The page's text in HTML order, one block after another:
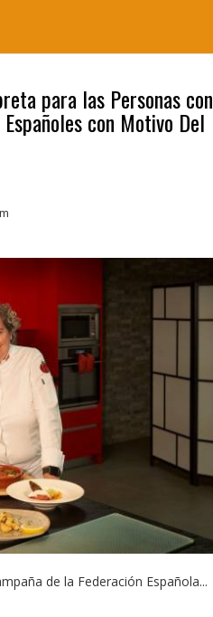
para las Personas con
con Motivo Del
de la Federación Española...